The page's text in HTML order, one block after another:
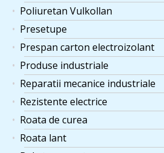
Poliuretan Vulkollan
Presetupe
Prespan carton electroizolant
Produse industriale
Reparatii mecanice industriale
Rezistente electrice
Roata de curea
Roata lant